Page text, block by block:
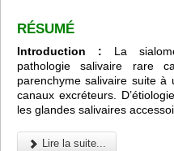
RÉSUMÉ
Introduction : La
pathologie salivaire rare
parenchyme salivaire suite à
canaux excréteurs.
les glandes salivaires
Lire la suite...